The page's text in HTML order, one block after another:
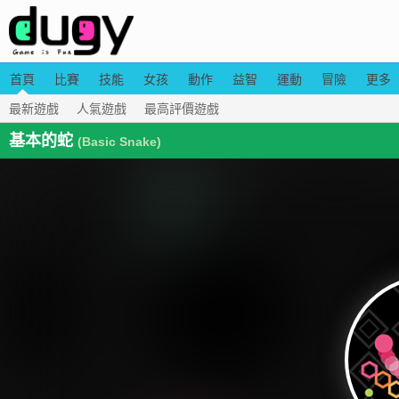
首頁 比賽 技能 女孩 動作 益智 運動 冒險 更多
最新遊戲 人氣遊戲 最高評價遊戲
基本的蛇 (Basic Snake)